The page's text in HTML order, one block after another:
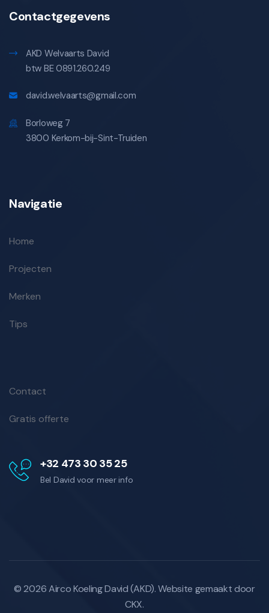
Contactgegevens
AKD Welvaarts David
btw BE 0891.260.249
david.welvaarts@gmail.com
Borloweg 7
3800 Kerkom-bij-Sint-Truiden
Navigatie
Home
Projecten
Merken
Tips
Contact
Gratis offerte
+32 473 30 35 25
Bel David voor meer info
© 2026 Airco Koeling David (AKD). Website gemaakt door
CKX.